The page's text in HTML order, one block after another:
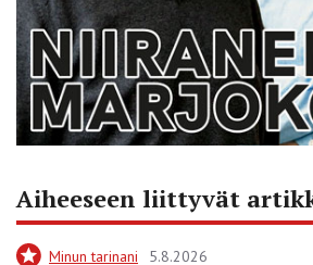
Aiheeseen liittyvät
Minun tarinani 5.8.2026